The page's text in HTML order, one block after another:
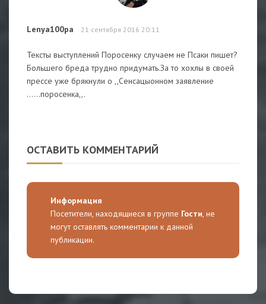
Lenya100pa 21 сентября 2016 20:11
Тексты выступлений Поросенку случаем не Псаки пишет?
Большего бреда трудно придумать.За то хохлы в своей
прессе уже брякнули о ,,Сенсацыонном заявление
......поросенка,,.
ОСТАВИТЬ КОММЕНТАРИЙ
Информация
Посетители, находящиеся в группе Гости, не
могут оставлять комментарии к данной
публикации.